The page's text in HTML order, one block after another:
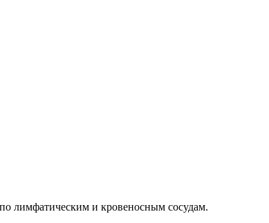
лимфатическим и кровеносным сосудам.